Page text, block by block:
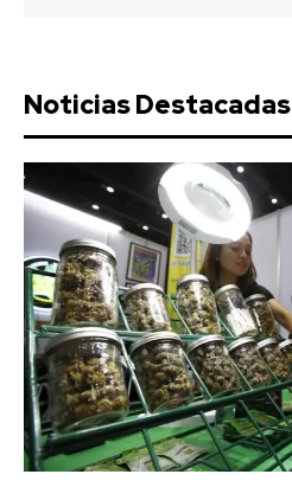
Noticias Destacadas